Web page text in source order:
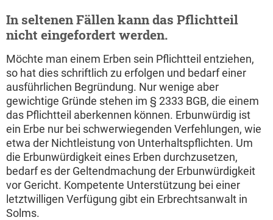
In seltenen Fällen kann das Pflichtteil
nicht eingefordert werden.
Möchte man einem Erben sein Pflichtteil entziehen,
so hat dies schriftlich zu erfolgen und bedarf einer
ausführlichen Begründung. Nur wenige aber
gewichtige Gründe stehen im § 2333 BGB, die einem
das Pflichtteil aberkennen können. Erbunwürdig ist
ein Erbe nur bei schwerwiegenden Verfehlungen, wie
etwa der Nichtleistung von Unterhaltspflichten. Um
die Erbunwürdigkeit eines Erben durchzusetzen,
bedarf es der Geltendmachung der Erbunwürdigkeit
vor Gericht. Kompetente Unterstützung bei einer
letztwilligen Verfügung gibt ein Erbrechtsanwalt in
Solms.